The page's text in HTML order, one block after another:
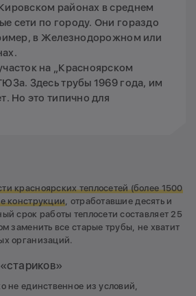
районах в среднем
сети по городу. Они гораздо
в Железнодорожном или
на „Красноярском
Здесь трубы 1969 года, им
Но это типично для
красноярских теплосетей (более 1500
конструкции , отработавшие десять и
срок работы теплосети составляет 25
заменить все старые трубы, не хватит
организаций.
не единственное из условий,